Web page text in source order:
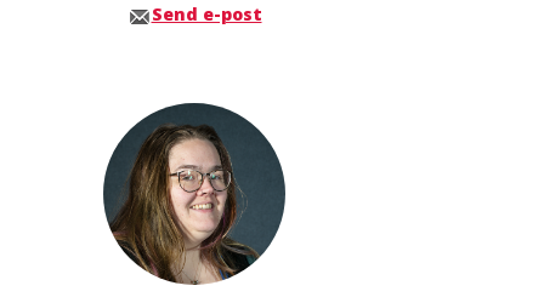
Send e-post